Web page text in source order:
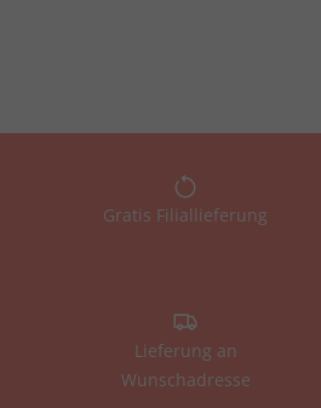
Gratis Filiallieferung
Lieferung an
Wunschadresse